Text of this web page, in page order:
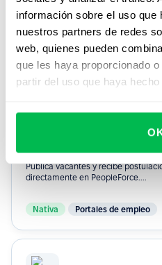
información sobre el uso que
nuestros partners de redes
web, quienes pueden
que les haya proporcionado
partir del uso que haya
Publica vacantes y recibe
Nativa Portales de empleo
Robota.ua
Publica vacantes y recibe
directamente en PeopleForce....
Nativa Portales de empleo